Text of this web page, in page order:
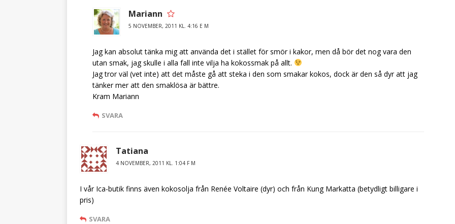
Mariann
5 NOVEMBER, 2011 KL. 4:16 E M
Jag kan absolut tänka mig att använda det i stället för smör i kakor, men då bör det nog vara den
utan smak, jag skulle i alla fall inte vilja ha kokossmak på allt.
Jag tror väl (vet inte) att det måste gå att steka i den som smakar kokos, dock är den så dyr att jag
tänker mer att den smaklösa är bättre.
Kram Mariann
SVARA
Tatiana
4 NOVEMBER, 2011 KL. 1:04 F M
I vår Ica-butik finns även kokosolja från Renée Voltaire (dyr) och från Kung Markatta (betydligt billigare i
pris)
SVARA